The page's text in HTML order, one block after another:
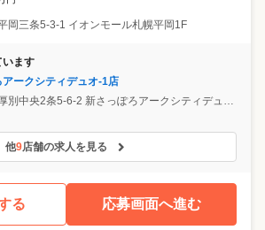
岡三条5-3-1 イオンモール札幌平岡1F
います
ークシティデュオ-1店
別中央2条5-6-2 新さっぽろアークシティデュオ-1 B1階
他9店舗の求人を見る
る 応募画面へ進む